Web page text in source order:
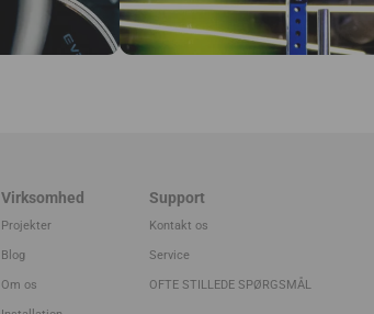
Virksomhed
Projekter
Blog
Om os
Support
Kontakt os
Service
OFTE STILLEDE SPØRGSMÅL